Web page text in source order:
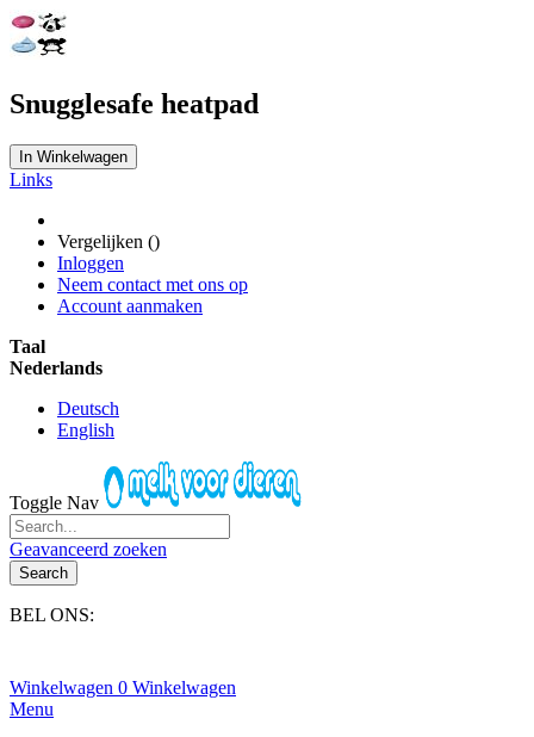
Snugglesafe heatpad
In Winkelwagen
Links
Vergelijken ()
Inloggen
Neem contact met ons op
Account aanmaken
Taal
Nederlands
Deutsch
English
Toggle Nav
Geavanceerd zoeken
Search
BEL ONS:
Winkelwagen 0 Winkelwagen
Menu